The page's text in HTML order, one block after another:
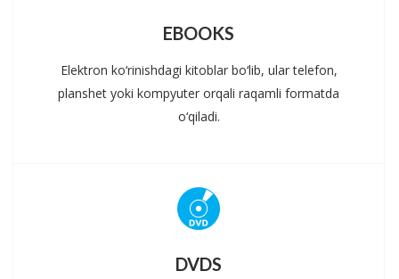
EBOOKS
Elektron ko‘rinishdagi kitoblar bo‘lib, ular telefon,
planshet yoki kompyuter orqali raqamli formatda
o‘qiladi.
DVDS